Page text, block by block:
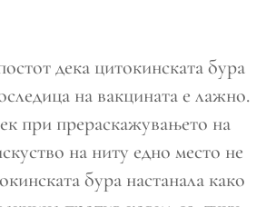
дека цитокинската бура
на вакцината е лажно.
при прераскажувањето на
на ниту едно место не
бура настанала како